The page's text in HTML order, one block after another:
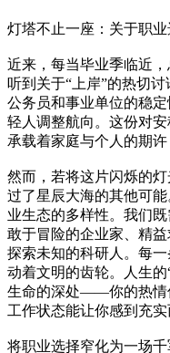
灯塔不止一座：关于职
近来，每当毕业季临近
听到关于“上岸”的热切
公务员和事业单位的稳
轻人调整航向。这份对
承载着家庭与个人的期许
然而，若将这片闪烁的
过了星辰大海的其他可
业生态的多样性。我们
敢于冒险的企业家、精
探索未知的科研人。每
动着文明的齿轮。人生
生命的深处——你的热情
工作状态能让你感到充实
将职业选择窄化为一场